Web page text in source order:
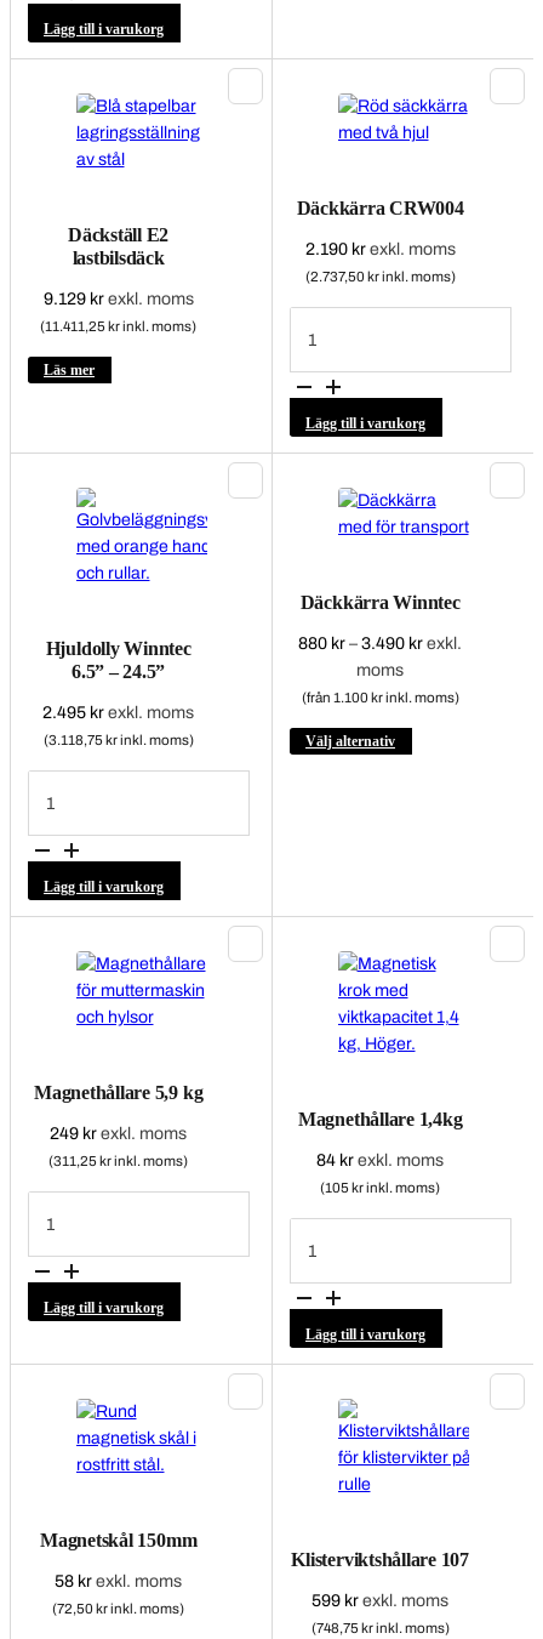
Lägg till i varukorg
Däckställ E2
lastbilsdäck
9.129 kr exkl. moms
(11.411,25 kr inkl. moms)
Läs mer
Däckkärra CRW004
2.190 kr exkl. moms
(2.737,50 kr inkl. moms)
Däckkärra
CRW004
mängd
Lägg till i varukorg
Hjuldolly Winntec
6.5” – 24.5”
2.495 kr exkl. moms
(3.118,75 kr inkl. moms)
Hjuldolly
Winntec
6.5”
mängd
Lägg till i varukorg
Däckkärra Winntec
880 kr – 3.490 krPrisintervall:
till
exkl.
moms
(från 1.100 kr inkl. moms)
Välj alternativ
alternativen
väljas
Magnethållare 5,9 kg
249 kr exkl. moms
(311,25 kr inkl. moms)
Magnethållare
5,9
Lägg till i varukorg
Magnethållare 1,4kg
84 kr exkl. moms
(105 kr inkl. moms)
Magnethållare
1,4kg
mängd
Lägg till i varukorg
Magnetskål 150mm
58 kr exkl. moms
(72,50 kr inkl. moms)
Klisterviktshållare 107
599 kr exkl. moms
(748,75 kr inkl. moms)